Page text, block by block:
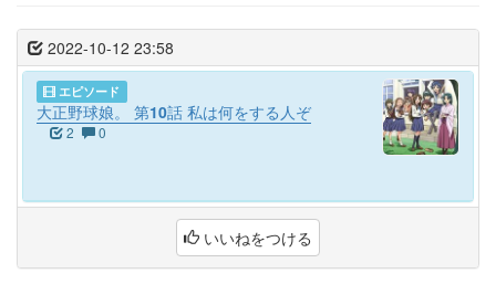
2022-10-12 23:58
エピソード
大正野球娘。 第10話 私は何をする人ぞ
2 0
いいねをつける